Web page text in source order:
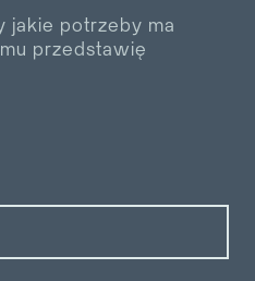
jakie potrzeby ma
przedstawię